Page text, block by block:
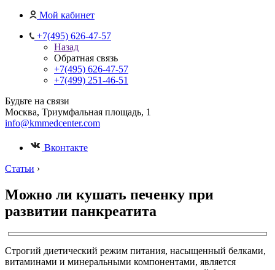
Мой кабинет
+7(495) 626-47-57
Назад
Обратная связь
+7(495) 626-47-57
+7(499) 251-46-51
Будьте на связи
Москва, Триумфальная площадь, 1
info@kmmedcenter.com
Вконтакте
Статьи ›
Можно ли кушать печенку при
развитии панкреатита
Строгий диетический режим питания, насыщенный белками,
витаминами и минеральными компонентами, является